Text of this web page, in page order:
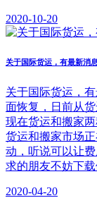
2020-10-20
关于国际货运，有最新消
关于国际货运，
面恢复，日前从
现在货运和搬家
货运和搬家市场
动，听说可以让
求的朋友不妨下载
2020-04-20